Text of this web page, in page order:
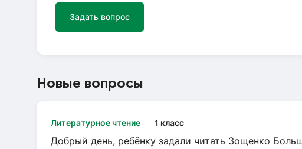
Задать вопрос
Новые вопросы
Литературное чтение 1 класс
Добрый день, ребёнку задали читать Зощенко